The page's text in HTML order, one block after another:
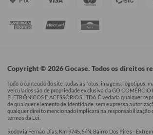
Copyright © 2026 Gocase. Todos os direitos
Todo o conteúdo do site, todas as fotos, imagens, logotipos,
veículados são de propriedade exclusiva da GO COMÉRCIO
ELETRÔNICOS E ACESSÓRIOS LTDA. É vedada qualquer
de qualquer elemento de identidade, sem expressa
qualquer direito mencionado implicará na responsabilização
termos da Lei.
Rodovia Fernão Dias, Km 9745, S/N, Bairro Dos Pires -